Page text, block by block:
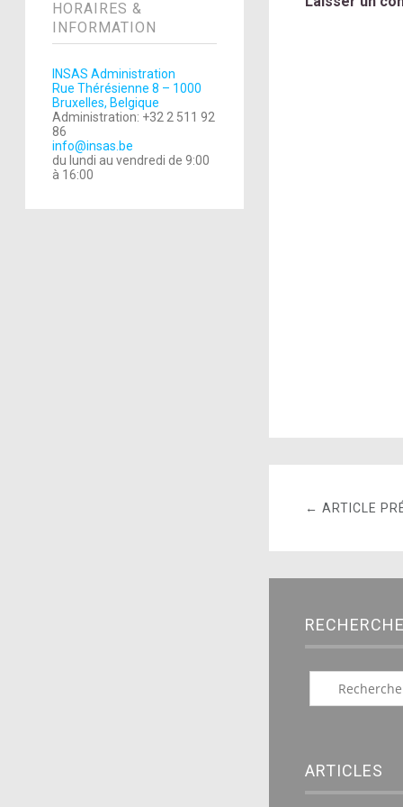
HORAIRES &
INFORMATION
INSAS Administration
Rue Thérésienne 8 – 1000
Bruxelles, Belgique
Administration: +32 2 511 92
86
info@insas.be
du lundi au vendredi de 9:00
à 16:00
← ARTICLE
RECHERCHE
ARTICLES